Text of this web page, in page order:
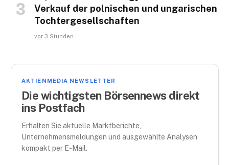
Verkauf der polnischen und ungarischen
Tochtergesellschaften
vor 3 Stunden
AKTIENMEDIA NEWSLETTER
Die wichtigsten Börsennews direkt
ins Postfach
Erhalten Sie aktuelle Marktberichte,
Unternehmensmeldungen und ausgewählte Analysen
kompakt per E-Mail.